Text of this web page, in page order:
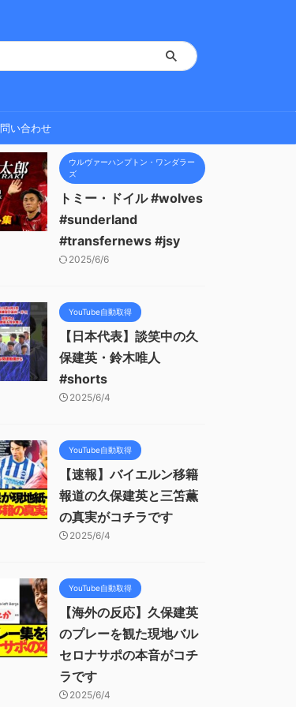
い合わせ
ウルヴァーハンプトン・ワンダラー
ズ
トミー・ドイル #wolves
#sunderland
#transfernews #jsy
2025/6/6
YouTube自動取得
【日本代表】談笑中の久
保建英・鈴木唯人
#shorts
2025/6/4
YouTube自動取得
【速報】バイエルン移籍
報道の久保建英と三笘薫
の真実がコチラです
2025/6/4
YouTube自動取得
【海外の反応】久保建英
のプレーを観た現地バル
セロナサポの本音がコチ
ラです
2025/6/4